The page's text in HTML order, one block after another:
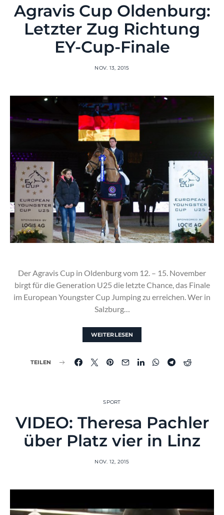
Agravis Cup Oldenburg:
Letzter Zug Richtung
EY-Cup-Finale
NOV. 13, 2015
Der Agravis Cup in Oldenburg vom 12. – 15. November
birgt für die Generation U25 die letzte Chance, das Finale
im European Youngster Cup Jumping zu erreichen. Wer in
Salzburg…
WEITERLESEN
TEILEN
SPORT
VIDEO: Theresa Pachler
über Platz vier in Linz
NOV. 12, 2015